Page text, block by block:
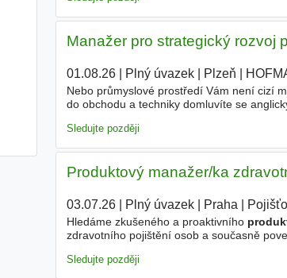
Manažer pro strategický rozvoj
01.08.26| Plný úvazek| Plzeň
Nebo průmyslové prostředí Vám není cizí
do obchodu a techniky domluvíte se
Sledujte později
Produktový manažer/ka
03.07.26| Plný úvazek| Praha
Hledáme zkušeného a proaktivního
zdravotního pojištění osob a současně
Sledujte později